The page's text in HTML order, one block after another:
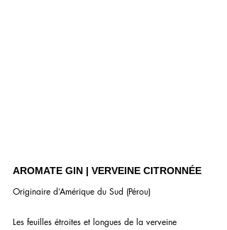
AROMATE GIN | VERVEINE CITRONNÉE
Originaire d’Amérique du Sud (Pérou)
Les feuilles étroites et longues de la verveine